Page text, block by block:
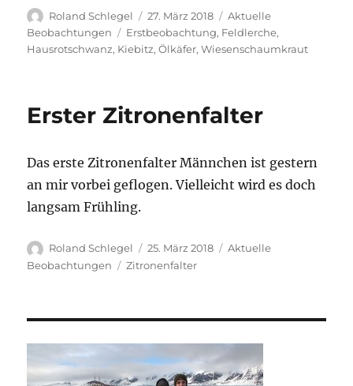
Autor
Roland Schlegel
Veröffentlicht
am
27. März 2018 Kategorien
Aktuelle
Beobachtungen
Schlagwörter
Erstbeobachtung, Feldlerche,
Hausrotschwanz, Kiebitz,Ölkäfer,Wiesenschaumkraut
Erster Zitronenfalter
Das erste Zitronenfalter Männchen ist gestern
an mir vorbei geflogen. Vielleicht wird es doch
langsam Frühling.
Autor
Roland Schlegel
Veröffentlicht
am
25. März 2018 Kategorien
Aktuelle
Beobachtungen
Schlagwörter
Zitronenfalter